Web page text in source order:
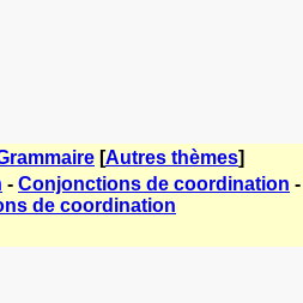
[Autres thèmes]
- Conjonctions de coordination -
de coordination